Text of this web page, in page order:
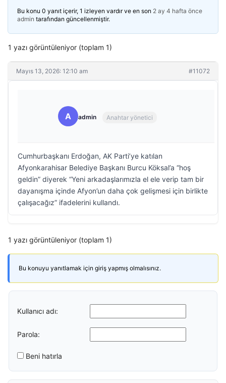
Bu konu 0 yanıt içerir, 1 izleyen vardır ve en son 2 ay 4 hafta önce
admin tarafından güncellenmiştir.
1 yazı görüntüleniyor (toplam 1)
Mayıs 13, 2026: 12:10 am #11072
A admin Anahtar yönetici
Cumhurbaşkanı Erdoğan, AK Parti’ye katılan
Afyonkarahisar Belediye Başkanı Burcu Köksal’a “hoş
geldin” diyerek “Yeni arkadaşlarımızla el ele verip tam bir
dayanışma içinde Afyon’un daha çok gelişmesi için birlikte
çalışacağız” ifadelerini kullandı.
1 yazı görüntüleniyor (toplam 1)
Bu konuyu yanıtlamak için giriş yapmış olmalısınız.
Kullanıcı adı:
Parola:
Beni hatırla